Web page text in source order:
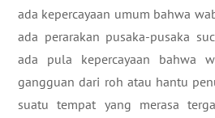
ada kepercayaan umum bahwa
ada perarakan pusaka-pusaka
ada pula kepercayaan bahwa
gangguan dari roh atau hantu
suatu tempat yang merasa